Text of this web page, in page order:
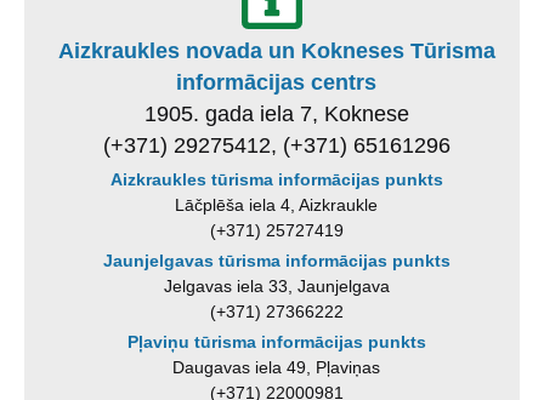
Aizkraukles novada un Kokneses Tūrisma
informācijas centrs
1905. gada iela 7, Koknese
(+371) 29275412, (+371) 65161296
Aizkraukles tūrisma informācijas punkts
Lāčplēša iela 4, Aizkraukle
(+371) 25727419
Jaunjelgavas tūrisma informācijas punkts
Jelgavas iela 33, Jaunjelgava
(+371) 27366222
Pļaviņu tūrisma informācijas punkts
Daugavas iela 49, Pļaviņas
(+371) 22000981